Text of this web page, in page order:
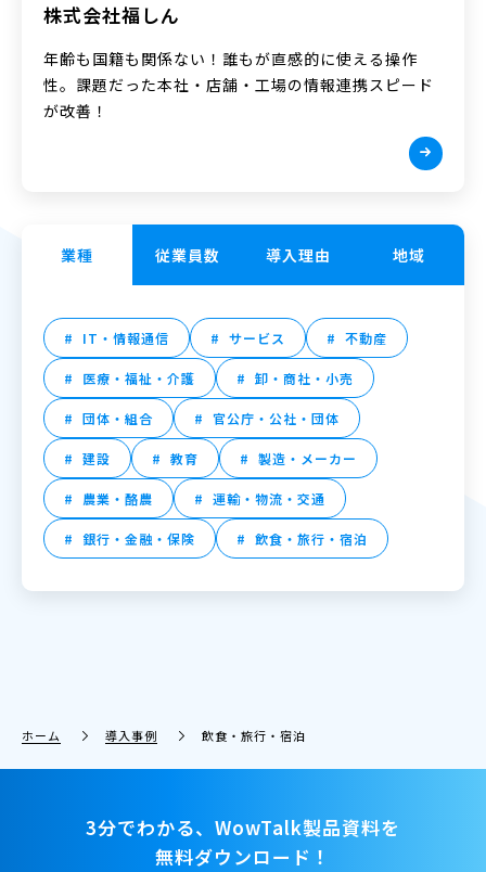
株式会社福しん
年齢も国籍も関係ない！誰もが直感的に使える操作
性。課題だった本社・店舗・工場の情報連携スピード
が改善！
業種
IT・情報通信 サービス 不動産
医療・福祉・介護 卸・商社・小売
団体・組合 官公庁・公社・団体
建設 教育 製造・メーカー
農業・酪農 運輸・物流・交通
銀行・金融・保険 飲食・旅行・宿泊
従業員数 導入理由 地域
ホーム 導入事例 飲食・旅行・宿泊
3分でわかる、WowTalk製品資料を
無料ダウンロード！